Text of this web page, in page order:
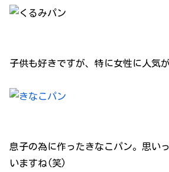
子供も好きですが、特に女性に人気
息子の為に作ったきなこパン。思い
いますね(笑)